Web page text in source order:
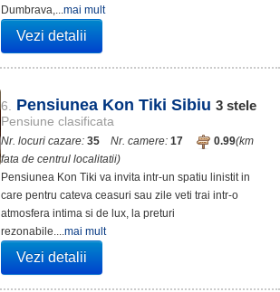
Dumbrava,...mai mult
Vezi detalii
6. Pensiunea Kon Tiki Sibiu 3 stele
Pensiune clasificata
Nr. locuri cazare: 35 Nr. camere: 17 0.99(km
fata de centrul localitatii)
Pensiunea Kon Tiki va invita intr-un spatiu linistit in
care pentru cateva ceasuri sau zile veti trai intr-o
atmosfera intima si de lux, la preturi
rezonabile....mai mult
Vezi detalii